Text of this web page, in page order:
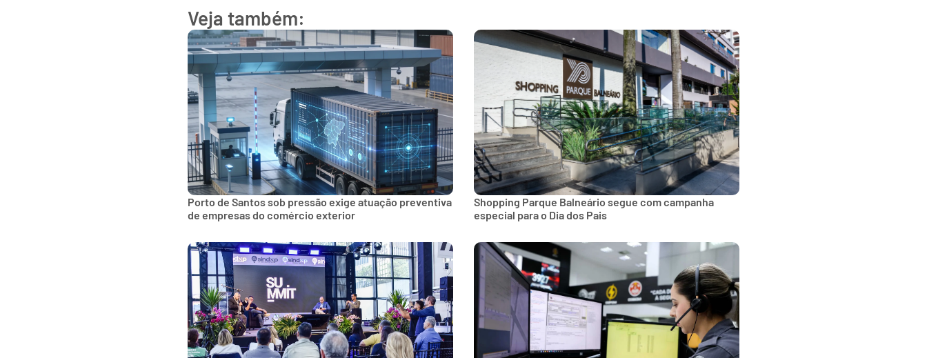
Veja também:
Porto de Santos sob pressão exige atuação preventiva
de empresas do comércio exterior
Shopping Parque Balneário segue com campanha
especial para o Dia dos Pais